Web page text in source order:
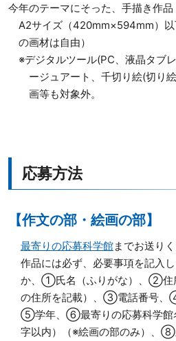
今年のテーマにそった、手描き作品
A2サイズ（420mm×594mm）
の画材は自由）
※デジタルツール(PC、液晶タブ
ージュアート、千切り絵(切り
画等も対象外。
応募方法
【作文の部・絵画の部】
最寄りの応募科学館までお送りく
作品には必ず、必要事項を記入
か、①氏名（ふりがな）、②住
の住所を記載）、③電話番号、
⑤学年、⑥最寄りの応募科学館
字以内）（※絵画の部のみ）、⑧